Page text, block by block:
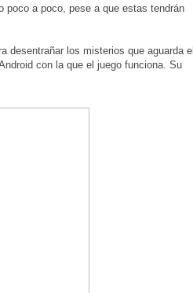
poco a poco, pese a que estas tendrán
desentrañar los misterios que aguarda el
con la que el juego funciona. Su